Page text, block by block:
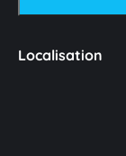
Localisation